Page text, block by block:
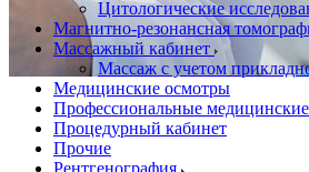
Цитологические
Магнитно-резонансная
Массажный кабинет
Массаж с учетом
Медицинские осмотры
Профессиональные
Процедурный кабинет
Прочие
Рентгенография